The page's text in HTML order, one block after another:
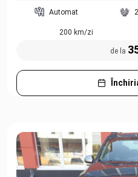
Automat
200 km/zi
de la